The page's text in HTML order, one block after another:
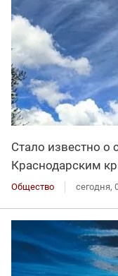
Стало известно
Краснодарским
Общество сегодня,